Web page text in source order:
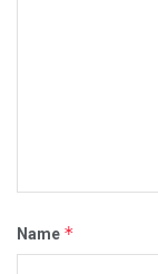
Name *